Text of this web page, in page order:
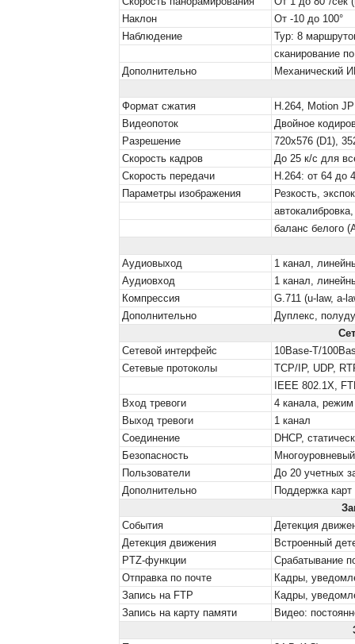
Наклон
От -10 до 100°
Наблюдение
Тур: 8
сканирование
Дополнительно
Механический
Формат сжатия
H.264, Motion
Видеопоток
Двойное
Разрешение
720x576 (D1),
Скорость кадров
До 25 к/с для
Скорость передачи
Н.264: от 64 до
Параметры изображения
Резкость,
баланс белого
Аудиовыход
1 канал,
Аудиовход
1 канал,
Компрессия
G.711 (u-law, a-
Дополнительно
Дуплекс,
Сетевой интерфейс
10Base-T/
Сетевые протоколы
TCP/IP, UDP,
IEEE 802.1X,
Вход тревоги
4 канала,
Выход тревоги
1 канал
Соединение
DHCP,
Безопасность
Пользователи
До 20 учетных
Дополнительно
Поддержка
События
Детекция
Детекция движения
Встроенный
PTZ-функции
Срабатывание
Отправка по почте
Кадры,
Запись на FTP
Кадры,
Запись на карту памяти
Видео: